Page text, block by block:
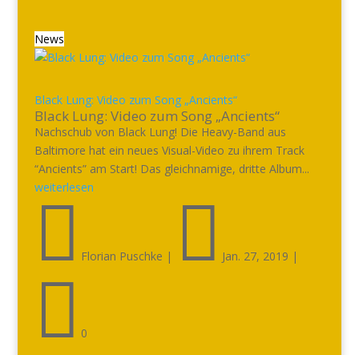
News
Black Lung: Video zum Song „Ancients“
Black Lung: Video zum Song „Ancients“
Nachschub von Black Lung! Die Heavy-Band aus
Baltimore hat ein neues Visual-Video zu ihrem Track
“Ancients” am Start! Das gleichnamige, dritte Album...
weiterlesen
 Florian Puschke |  Jan. 27, 2019 |
 0